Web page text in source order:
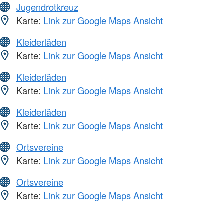
Jugendrotkreuz
Karte: Link zur Google Maps Ansicht
Kleiderläden
Karte: Link zur Google Maps Ansicht
Kleiderläden
Karte: Link zur Google Maps Ansicht
Kleiderläden
Karte: Link zur Google Maps Ansicht
Ortsvereine
Karte: Link zur Google Maps Ansicht
Ortsvereine
Karte: Link zur Google Maps Ansicht